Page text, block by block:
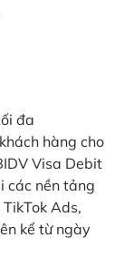
đa
hàng cho
Visa Debit
các nền tảng
Ads,
kể từ ngày